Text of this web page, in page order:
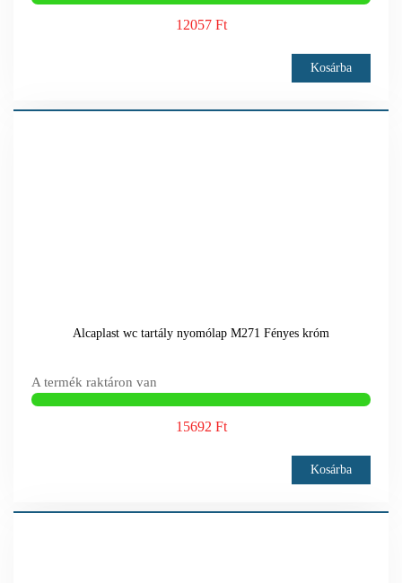
12057 Ft
Kosárba
Alcaplast wc tartály nyomólap M271 Fényes króm
A termék raktáron van
15692 Ft
Kosárba